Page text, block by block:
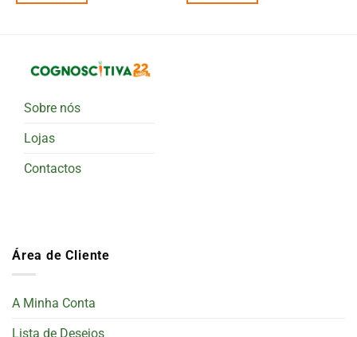
Sobre nós
Lojas
Contactos
Área de Cliente
A Minha Conta
Lista de Desejos